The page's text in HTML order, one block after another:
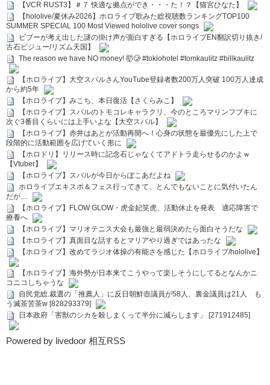
【VCR RUST3】＃７ 快適な拠点ができ・・・た！？【猫宮ひなた】
【hololive/夏休み2026】ホロライブ歌みた総視聴数ランキングTOP100
SUMMER SPECIAL 100 Most Viewed hololive cover songs
ビブーが考え出した謎の掛け声が面白すぎる【ホロライブEN翻訳切り抜き/
古石ビジュー/リズム天国】
The reason we have NO money! 🤯🥲 #tokiohotel #tomkaulitz #billkaulitz
【ホロライブ】大空スバルさんYouTube登録者数200万人突破 100万人達成
から約5年
【ホロライブ】みこち、本日復活【さくらみこ】
【ホロライブ】スバルのトモコレキャラクリ、今のところマリンフブキに
次ぐ3番目くらいには上手いよな【大空スバル】
【ホロライブ】赤井はあとが活動再開へ！心身の状態を最優先にした上で
段階的に活動範囲を広げていく形に
【ホロドリ】リリース時に記念石じゃなくてアドトラ走らせるのかよｗ
【Vtuber】
【ホロライブ】スバルが今日からぽこあだよね
ホロライブエキスポ＆フェス行ってきて、とんでもないことに気付いたん
だが…
【ホロライブ】FLOW GLOW・虎金妃笑虎、活動休止を発表 適応障害で
療養へ
【ホロライブ】マリオテニス大会も最強と最弱決めたら面白そうだな
【ホロライブ】真面目な話するとマリアやり過ぎではあったな
【ホロライブ】改めてラジオ体操の有能さを感じた【ホロライブ/hololive】
【ホロライブ】海外勢が日本来てこうやって楽しそうにしてるとなんかニ
コニコしちゃうな
自民党総.裁選の「推薦人」に反日朝鮮壺議員が58人、裏金議員は21人 も
う滅茶苦茶w [828293379]
日本政府「害獣のシカを殺しまくって半分に減らします」 [271912485]
Powered by livedoor 相互RSS